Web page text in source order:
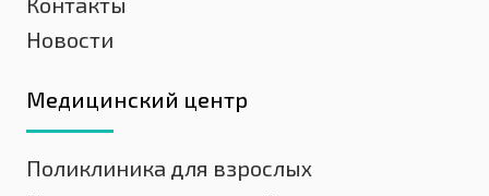
Новости
Медицинский центр
Поликлиника для взрослых